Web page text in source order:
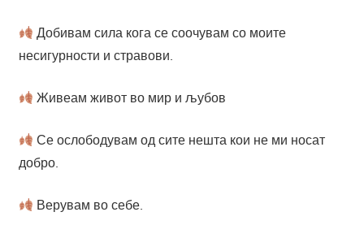
Добивам сила кога се соочувам со моите
несигурности и стравови.
Живеам живот во мир и љубов
Се ослободувам од сите нешта кои не ми носат
добро.
Верувам во себе.